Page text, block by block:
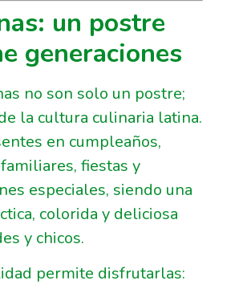
un postre
generaciones
no son solo un postre;
la cultura culinaria latina.
en cumpleaños,
fiestas y
especiales, siendo una
colorida y deliciosa
y chicos.
permite disfrutarlas: